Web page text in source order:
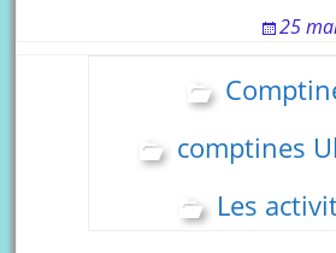
25
comptines
Les